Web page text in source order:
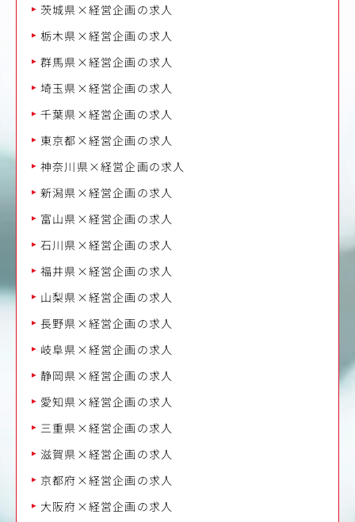
茨城県×経営企画の求人
栃木県×経営企画の求人
群馬県×経営企画の求人
埼玉県×経営企画の求人
千葉県×経営企画の求人
東京都×経営企画の求人
神奈川県×経営企画の求人
新潟県×経営企画の求人
富山県×経営企画の求人
石川県×経営企画の求人
福井県×経営企画の求人
山梨県×経営企画の求人
長野県×経営企画の求人
岐阜県×経営企画の求人
静岡県×経営企画の求人
愛知県×経営企画の求人
三重県×経営企画の求人
滋賀県×経営企画の求人
京都府×経営企画の求人
大阪府×経営企画の求人